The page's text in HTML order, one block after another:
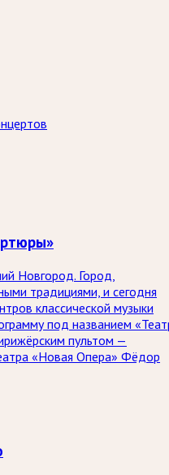
Новгород. Город,
традициями, и сегодня
классической музыки
под названием
пультом —
«Новая Опера» Фёдор